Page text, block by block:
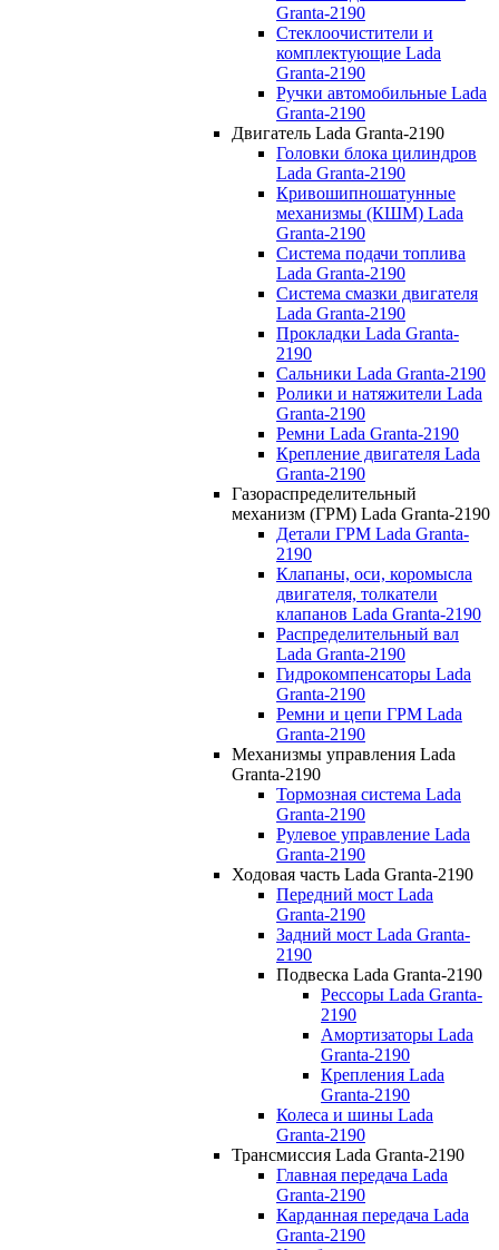
Granta-2190
Стеклоочистители и
комплектующие Lada
Granta-2190
Ручки автомобильные Lada
Granta-2190
Двигатель Lada Granta-2190
Головки блока цилиндров
Lada Granta-2190
Кривошипношатунные
механизмы (КШМ) Lada
Granta-2190
Система подачи топлива
Lada Granta-2190
Система смазки двигателя
Lada Granta-2190
Прокладки Lada Granta-
2190
Сальники Lada Granta-2190
Ролики и натяжители Lada
Granta-2190
Ремни Lada Granta-2190
Крепление двигателя Lada
Granta-2190
Газораспределительный
механизм (ГРМ) Lada Granta-2190
Детали ГРМ Lada Granta-
2190
Клапаны, оси, коромысла
двигателя, толкатели
клапанов Lada Granta-2190
Распределительный вал
Lada Granta-2190
Гидрокомпенсаторы Lada
Granta-2190
Ремни и цепи ГРМ Lada
Granta-2190
Механизмы управления Lada
Granta-2190
Тормозная система Lada
Granta-2190
Рулевое управление Lada
Granta-2190
Ходовая часть Lada Granta-2190
Передний мост Lada
Granta-2190
Задний мост Lada Granta-
2190
Подвеска Lada Granta-2190
Рессоры Lada Granta-
2190
Амортизаторы Lada
Granta-2190
Крепления Lada
Granta-2190
Колеса и шины Lada
Granta-2190
Трансмиссия Lada Granta-2190
Главная передача Lada
Granta-2190
Карданная передача Lada
Granta-2190